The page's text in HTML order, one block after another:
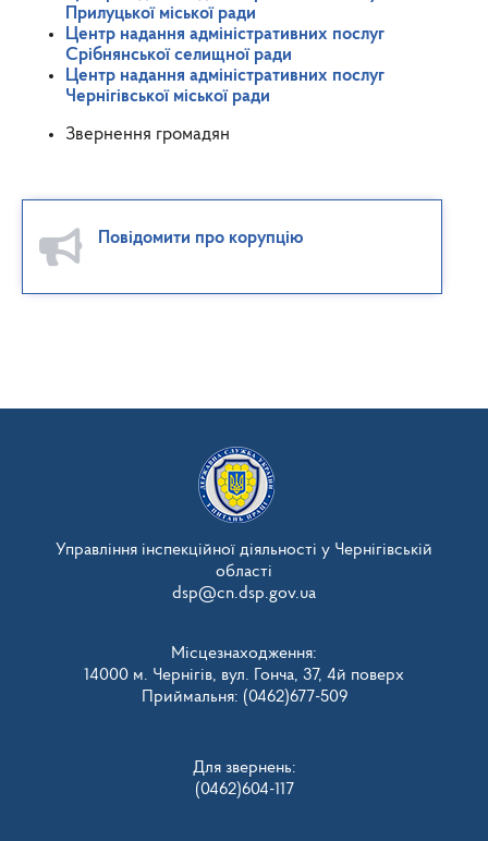
Прилуцької міської ради
Центр надання адміністративних послуг
Срібнянської селищної ради
Центр надання адміністративних послуг
Чернігівської міської ради
Звернення громадян
Повідомити про корупцію
Управління інспекційної діяльності у Чернігівській
області
dsp@cn.dsp.gov.ua
Місцезнаходження:
14000 м. Чернігів, вул. Гонча, 37, 4й поверх
Приймальня: (0462)677-509
Для звернень:
(0462)604-117